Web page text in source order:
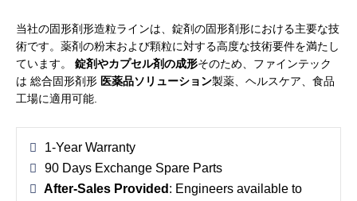
当社の固形剤形造粒ラインは、錠剤の固形剤形における主要な技
術です。薬剤の粉末および顆粒に対する高度な技術要件を満たし
ています。 錠剤やカプセル剤の成形そのため、ファインテック
は 総合固形剤形 医薬品ソリューション製薬、ヘルスケア、食品
工場に適用可能
1-Year Warranty
90 Days Exchange Spare Parts
After-Sales Provided : Engineers available to